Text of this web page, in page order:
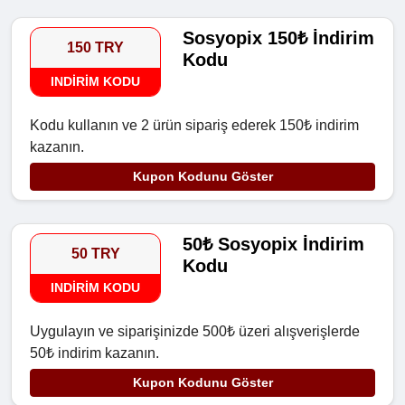
150 TRY
INDIRIM KODU
Sosyopix 150₺ İndirim
Kodu
Kodu kullanın ve 2 ürün sipariş ederek 150₺ indirim
kazanın.
Kupon Kodunu Göster
50 TRY
INDIRIM KODU
50₺ Sosyopix İndirim
Kodu
Uygulayın ve siparişinizde 500₺ üzeri alışverişlerde
50₺ indirim kazanın.
Kupon Kodunu Göster